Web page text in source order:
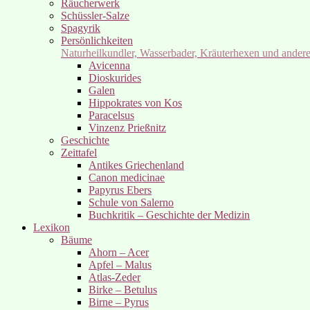
Räucherwerk
Schüssler-Salze
Spagyrik
Persönlichkeiten
Naturheilkundler, Wasserbader, Kräuterhexen und andere
Avicenna
Dioskurides
Galen
Hippokrates von Kos
Paracelsus
Vinzenz Prießnitz
Geschichte
Zeittafel
Antikes Griechenland
Canon medicinae
Papyrus Ebers
Schule von Salerno
Buchkritik – Geschichte der Medizin
Lexikon
Bäume
Ahorn – Acer
Apfel – Malus
Atlas-Zeder
Birke – Betulus
Birne – Pyrus